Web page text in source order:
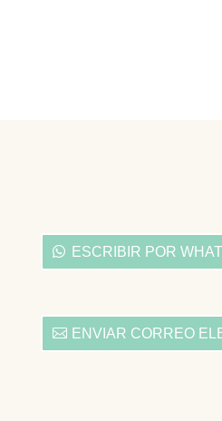
ESCRIBIR POR
ENVIAR CORREO